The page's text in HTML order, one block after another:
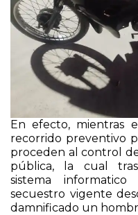
En efecto, mientras
recorrido preventivo
proceden al control
pública, la cual
sistema
secuestro vigente
damnificado un